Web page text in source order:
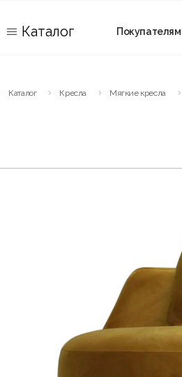
Каталог Покупателям
Каталог Кресла Мягкие кресла